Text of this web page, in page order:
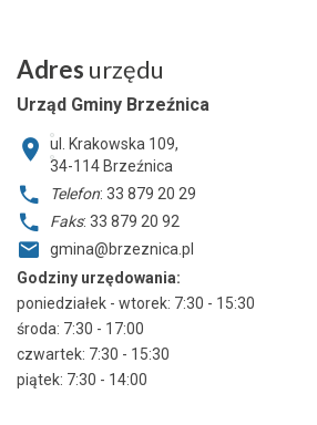
Adres urzędu
Urząd Gminy Brzeźnica
ul. Krakowska 109,
34-114 Brzeźnica
Telefon: 33 879 20 29
Faks: 33 879 20 92
gmina@brzeznica.pl
Godziny urzędowania:
poniedziałek - wtorek: 7:30 - 15:30
środa: 7:30 - 17:00
czwartek: 7:30 - 15:30
piątek: 7:30 - 14:00